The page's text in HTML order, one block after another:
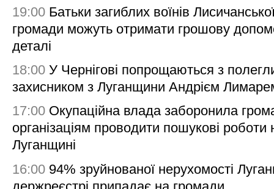
19:00 Батьки загиблих воїнів
громади можуть отримати грошову
деталі
18:00 У Чернігові попрощаються з
захисником з Луганщини Андрієм
17:00 Окупаційна влада заборонила
організаціям проводити пошукові роботи
Луганщині
16:00 94% зруйнованої нерухомості